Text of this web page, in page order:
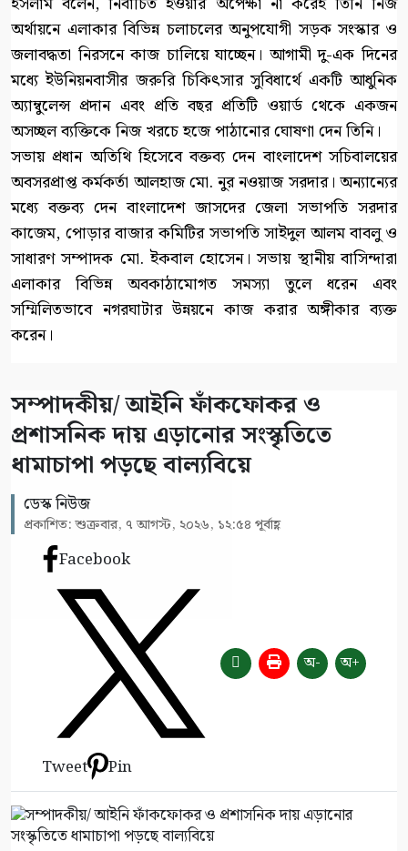
অর্থায়নে এলাকার বিভিন্ন চলাচলের অনুপযোগী সড়ক সংস্কার ও
জলাবদ্ধতা নিরসনে কাজ চালিয়ে যাচ্ছেন। আগামী দু-এক দিনের
মধ্যে ইউনিয়নবাসীর জরুরি চিকিৎসার সুবিধার্থে একটি আধুনিক
অ্যাম্বুলেন্স প্রদান এবং প্রতি বছর প্রতিটি ওয়ার্ড থেকে একজন
অসচ্ছল ব্যক্তিকে নিজ খরচে হজে পাঠানোর ঘোষণা দেন তিনি।
সভায় প্রধান অতিথি হিসেবে বক্তব্য দেন বাংলাদেশ সচিবালয়ের
অবসরপ্রাপ্ত কর্মকর্তা আলহাজ মো. নুর নওয়াজ সরদার। অন্যান্যের
মধ্যে বক্তব্য দেন বাংলাদেশ জাসদের জেলা সভাপতি সরদার
কাজেম, পোড়ার বাজার কমিটির সভাপতি সাইদুল আলম বাবলু ও
সাধারণ সম্পাদক মো. ইকবাল হোসেন। সভায় স্থানীয় বাসিন্দারা
এলাকার বিভিন্ন অবকাঠামোগত সমস্যা তুলে ধরেন এবং
সম্মিলিতভাবে নগরঘাটার উন্নয়নে কাজ করার অঙ্গীকার ব্যক্ত
করেন।
সম্পাদকীয়/ আইনি ফাঁকফোকর ও
প্রশাসনিক দায় এড়ানোর সংস্কৃতিতে
ধামাচাপা পড়ছে বাল্যবিয়ে
ডেস্ক নিউজ
প্রকাশিত: শুক্রবার, ৭ আগস্ট, ২০২৬, ১২:৫৪ পূর্বাহ্ণ
Facebook
Tweet Pin
অ- অ+